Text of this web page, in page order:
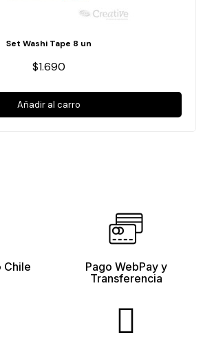
Set Washi Tape 8 un
$1.690
Añadir al carro
Chile
Pago WebPay y
Transferencia